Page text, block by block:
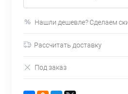
Нашли дешевле? Сделаем
Рассчитать доставку
Под заказ